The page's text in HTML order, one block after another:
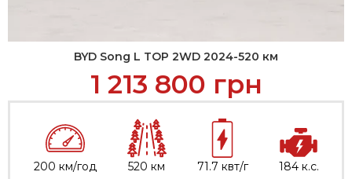
BYD Song L TOP 2WD 2024-520 км
1 213 800 грн
200 км/год 520 км 71.7 квт/г 184 к.с.